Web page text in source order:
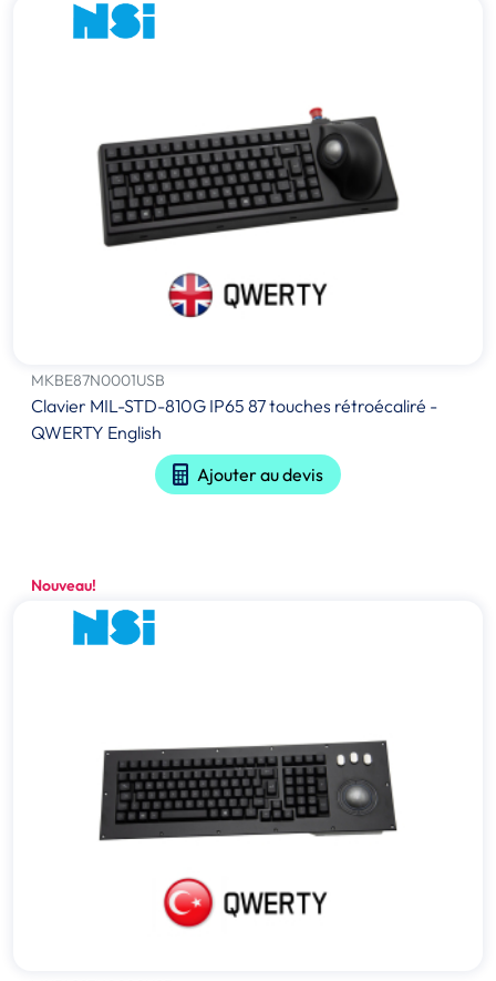
MKBE87N0001USB
Clavier MIL-STD-810G IP65 87 touches rétroécaliré -
QWERTY English
Ajouter au devis
Nouveau!